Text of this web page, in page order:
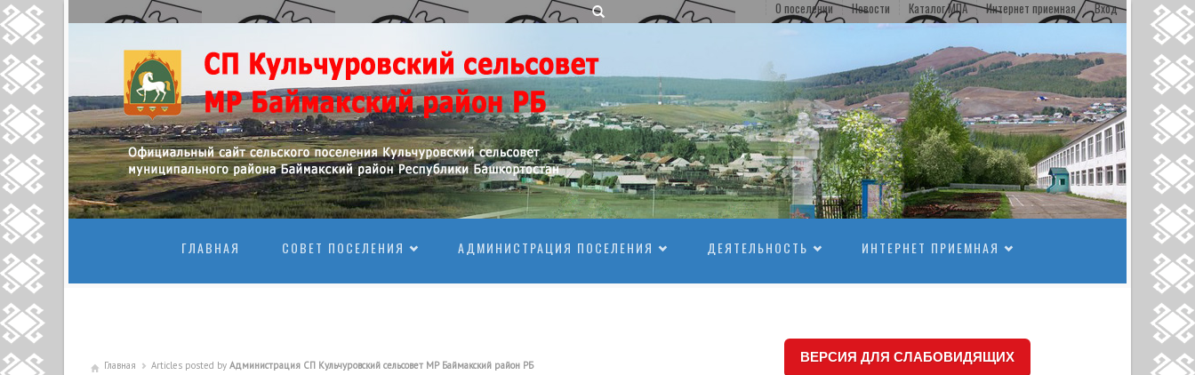
О поселении Новости Каталог МПА Интернет приемная Вход
ГЛАВНАЯ
СОВЕТ ПОСЕЛЕНИЯ АДМИНИСТРАЦИЯ ПОСЕЛЕНИЯ ДЕЯТЕЛЬНОСТЬ ИНТЕРНЕТ ПРИЕМНАЯ
Главная Articles posted by Администрация СП Кульчуровский сельсовет МР Баймакский район РБ
ВЕРСИЯ ДЛЯ СЛАБОВИДЯЩИХ